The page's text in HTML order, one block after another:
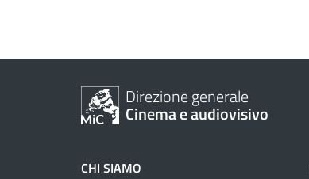
Direzione generale
Cinema e audiovisivo
CHI SIAMO